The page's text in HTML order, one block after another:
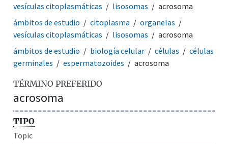
vesículas citoplasmáticas
lisosomas
acrosoma
ámbitos de estudio
citoplasma
organelas
vesículas citoplasmáticas
lisosomas
acrosoma
ámbitos de estudio
biología celular células
células
germinales
espermatozoides acrosoma
TÉRMINO PREFERIDO
acrosoma
TIPO
Topic